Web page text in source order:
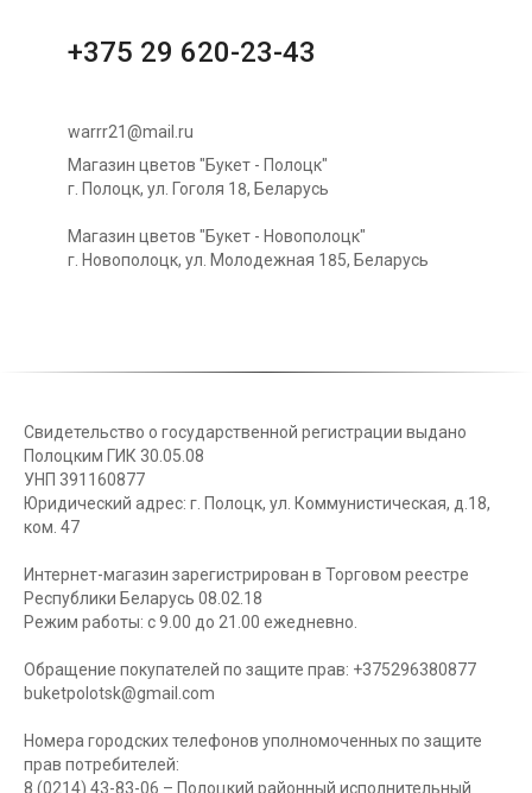
+375 29 620-23-43
warrr21@mail.ru
Магазин цветов "Букет - Полоцк"
г. Полоцк, ул. Гоголя 18, Беларусь
Магазин цветов "Букет - Новополоцк"
г. Новополоцк, ул. Молодежная 185, Беларусь
Свидетельство о государственной регистрации выдано
Полоцким ГИК 30.05.08
УНП 391160877
Юридический адрес: г. Полоцк, ул. Коммунистическая, д.18,
ком. 47
Интернет-магазин зарегистрирован в Торговом реестре
Республики Беларусь 08.02.18
Режим работы: с 9.00 до 21.00 ежедневно.
Обращение покупателей по защите прав: +375296380877
buketpolotsk@gmail.com
Номера городских телефонов уполномоченных по защите
прав потребителей:
8 (0214) 43-83-06 – Полоцкий районный исполнительный